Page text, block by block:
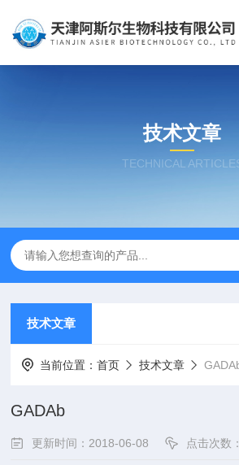
技术文章
TECHNICAL
技术文章
当前位置：首页 技术文章
GADAb
更新时间：2018-06-08 点击次数